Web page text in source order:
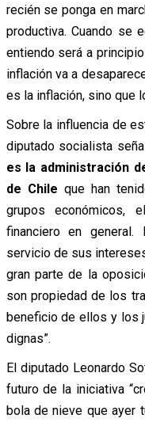
recién se ponga en
productiva. Cuando se
entiendo será a
inflación va a
es la inflación, sino que
Sobre la influencia de
diputado socialista
es la administración
de Chile que han
grupos económicos,
financiero en
servicio de sus
gran parte de la
son propiedad de los
beneficio de ellos y los
dignas”.
El diputado Leonardo
futuro de la iniciativa
bola de nieve que ayer